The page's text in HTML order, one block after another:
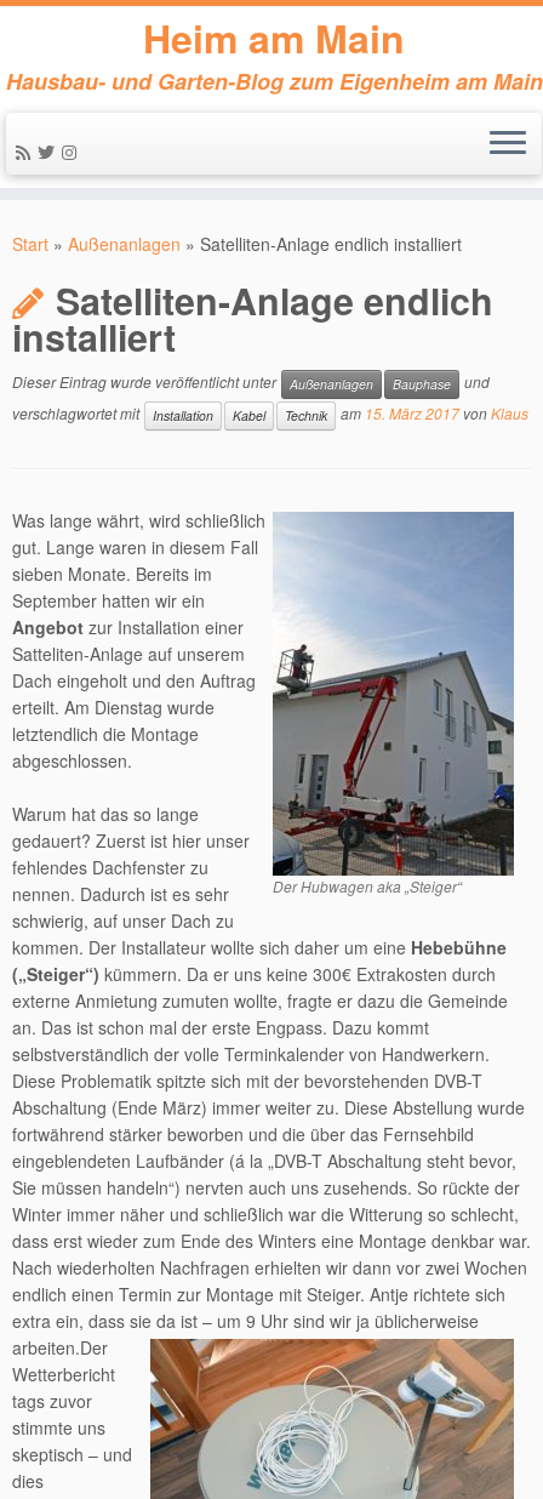
Inhalt
Heim am Main
Hausbau- und Garten-Blog zum Eigenheim am Main
Start » Außenanlagen » Satelliten-Anlage endlich installiert
Satelliten-Anlage endlich
installiert
Dieser Eintrag wurde veröffentlicht unter Außenanlagen Bauphase
und
verschlagwortet mit
Installation Kabel Technik am 15. März 2017 vonKlaus
Der Hubwagen aka „Steiger“
Was lange währt, wird schließlich
gut. Lange waren in diesem Fall
sieben Monate. Bereits im
September hatten wir ein
Angebot zur Installation einer
Satteliten-Anlage auf unserem
Dach eingeholt und den Auftrag
erteilt. Am Dienstag wurde
letztendlich die Montage
abgeschlossen.
Warum hat das so lange
gedauert? Zuerst ist hier unser
fehlendes Dachfenster zu
nennen. Dadurch ist es sehr
schwierig, auf unser Dach zu
kommen. Der Installateur wollte sich daher um eine Hebebühne
(„Steiger“) kümmern. Da er uns keine 300€ Extrakosten durch
externe Anmietung zumuten wollte, fragte er dazu die Gemeinde
an. Das ist schon mal der erste Engpass. Dazu kommt
selbstverständlich der volle Terminkalender von Handwerkern.
Diese Problematik spitzte sich mit der bevorstehenden DVB-T
Abschaltung (Ende März) immer weiter zu. Diese Abstellung wurde
fortwährend stärker beworben und die über das Fernsehbild
eingeblendeten Laufbänder (á la „DVB-T Abschaltung steht bevor,
Sie müssen handeln“) nervten auch uns zusehends. So rückte der
Winter immer näher und schließlich war die Witterung so schlecht,
dass erst wieder zum Ende des Winters eine Montage denkbar war.
Nach wiederholten Nachfragen erhielten wir dann vor zwei Wochen
endlich einen Termin zur Montage mit Steiger. Antje richtete sich
extra ein, dass sie da ist – um 9 Uhr sind wir ja üblicherweise
arbeiten.Der
Wetterbericht
tags zuvor
stimmte uns
skeptisch – und
dies